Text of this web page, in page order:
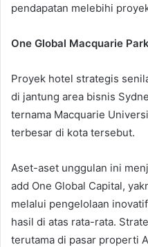
pendapatan melebihi
One Global Macquarie
Proyek hotel strategis
di jantung area bisnis
ternama Macquarie
terbesar di kota tersebut.
Aset-aset unggulan ini
add One Global Capital,
melalui pengelolaan
hasil di atas rata-rata.
terutama di pasar properti